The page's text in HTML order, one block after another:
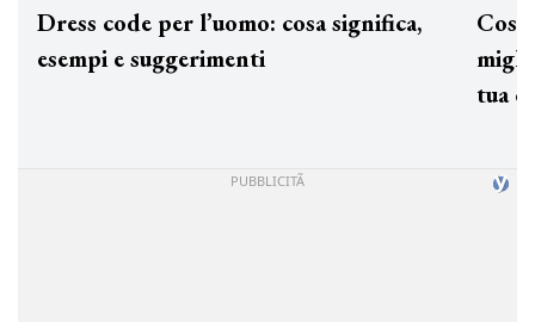
Dress code per l’uomo: cosa significa,
esempi e suggerimenti
tua